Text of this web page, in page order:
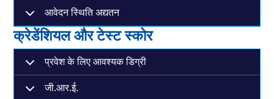
आवेदन स्थिति अद्यतन
क्रेडेंशियल और टेस्ट स्कोर
प्रवेश के लिए आवश्यक डिग्री
जी.आर.ई.